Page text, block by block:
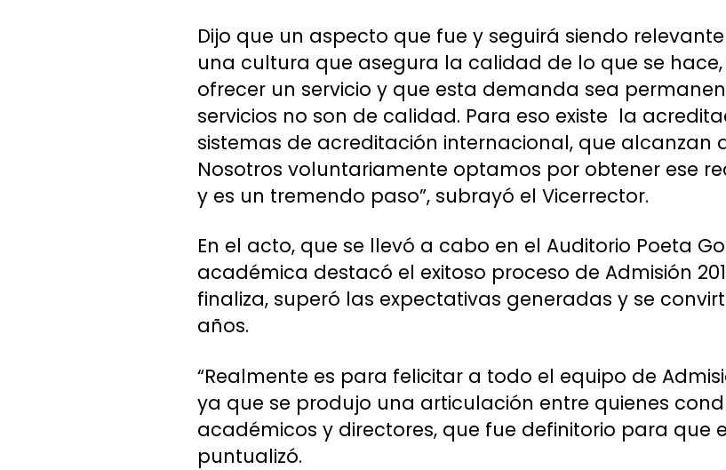
Dijo que un aspecto que fue y seguirá siendo relevante
una cultura que asegura la calidad de lo que se
ofrecer un servicio y que esta demanda sea
servicios no son de calidad. Para eso existe la
sistemas de acreditación internacional, que alcanzan
Nosotros voluntariamente optamos por obtener ese
y es un tremendo paso”, subrayó el Vicerrector.
En el acto, que se llevó a cabo en el Auditorio Poeta
académica destacó el exitoso proceso de Admisión
finaliza, superó las expectativas generadas y se
años.
“Realmente es para felicitar a todo el equipo de
ya que se produjo una articulación entre quienes
académicos y directores, que fue definitorio para que
puntualizó.